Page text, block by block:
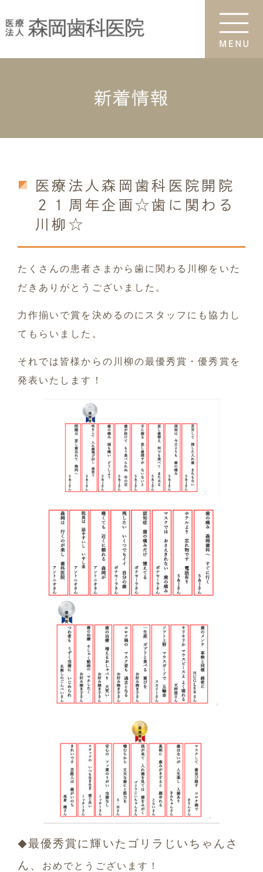
新着情報
医療法人森岡歯科医院開院
２１周年企画☆歯に関わる
川柳☆
たくさんの患者さまから歯に関わる川柳をいた
だきありがとうございました。
力作揃いで賞を決めるのにスタッフにも協力し
てもらいました。
それでは皆様からの川柳の最優秀賞・優秀賞を
発表いたします！
◆最優秀賞に輝いたゴリラじいちゃんさ
ん、
おめでとうございます！